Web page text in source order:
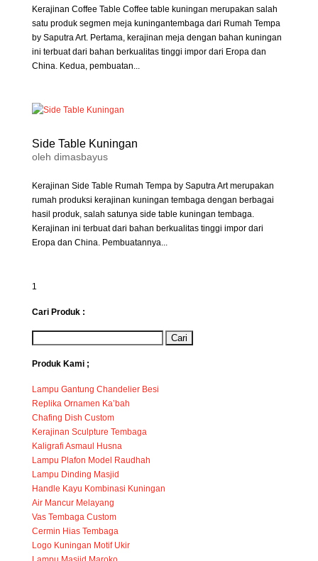
Kerajinan Coffee Table Coffee table kuningan merupakan salah
satu produk segmen meja kuningantembaga dari Rumah Tempa
by Saputra Art. Pertama, kerajinan meja dengan bahan kuningan
ini terbuat dari bahan berkualitas tinggi impor dari Eropa dan
China. Kedua, pembuatan...
Side Table Kuningan
oleh dimasbayus
Kerajinan Side Table Rumah Tempa by Saputra Art merupakan
rumah produksi kerajinan kuningan tembaga dengan berbagai
hasil produk, salah satunya side table kuningan tembaga.
Kerajinan ini terbuat dari bahan berkualitas tinggi impor dari
Eropa dan China. Pembuatannya...
1
Cari Produk :
Produk Kami ;
Lampu Gantung Chandelier Besi
Replika Ornamen Ka’bah
Chafing Dish Custom
Kerajinan Sculpture Tembaga
Kaligrafi Asmaul Husna
Lampu Plafon Model Raudhah
Lampu Dinding Masjid
Handle Kayu Kombinasi Kuningan
Air Mancur Melayang
Vas Tembaga Custom
Cermin Hias Tembaga
Logo Kuningan Motif Ukir